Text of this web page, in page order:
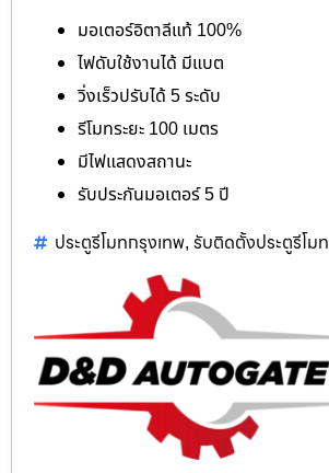
มอเตอร์อิตาลีแท้ 100%
ไฟดับใช้งานได้ มีแบต
วิ่งเร็วปรับได้ 5 ระดับ
รีโมทระยะ 100 เมตร
มีไฟแสดงสถานะ
รับประกันมอเตอร์ 5 ปี
ประตูรีโมทกรุงเทพ, รับติดตั้งประตูรีโมท